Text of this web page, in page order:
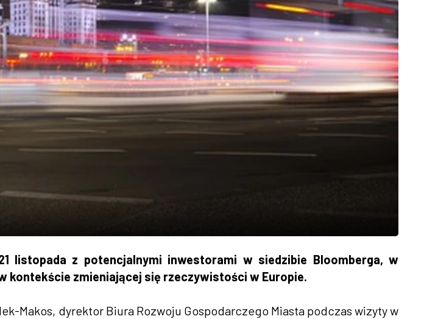
listopada z potencjalnymi inwestorami w siedzibie Bloomberga, w
kontekście zmieniającej się rzeczywistości w Europie.
Makos, dyrektor Biura Rozwoju Gospodarczego Miasta podczas wizyty w